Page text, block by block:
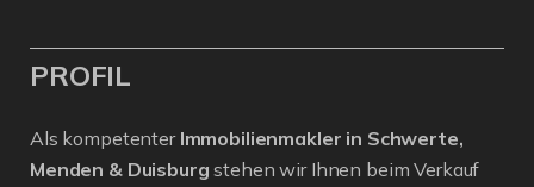
PROFIL
Als kompetenter Immobilienmakler in Schwerte,
Menden & Duisburg stehen wir Ihnen beim Verkauf